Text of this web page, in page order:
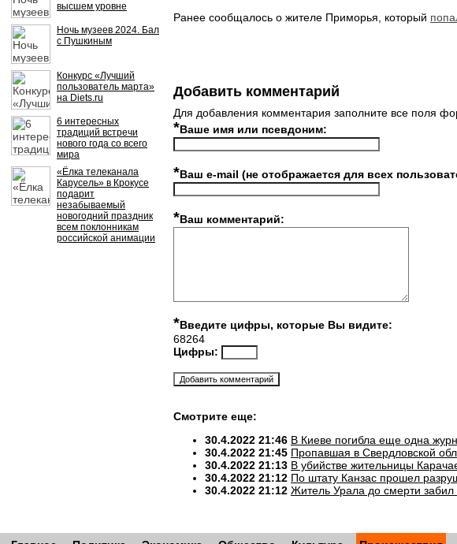
высшем уровне
Ночь музеев 2024. Бал
с Пушкиным
Конкурс «Лучший
пользователь марта»
на Diets.ru
6 интересных
традиций встречи
нового года со всего
мира
«Ёлка телеканала
Карусель» в Крокусе
подарит
незабываемый
новогодний праздник
всем поклонникам
российской анимации
Ранее сообщалось о жителе Приморья, который
Добавить комментарий
Для добавления комментария заполните все поля
*Ваше имя или псевдоним:
*Ваш e-mail (не отображается для всех
*Ваш комментарий:
*Введите цифры, которые Вы видите:
68264
Цифры:
Смотрите еще:
30.4.2022 21:46 В Киеве погибла еще одна
30.4.2022 21:45 Пропавшая в Свердловской
30.4.2022 21:13 В убийстве жительницы
30.4.2022 21:12 По штату Канзас прошел
30.4.2022 21:12 Житель Урала до смерти забил